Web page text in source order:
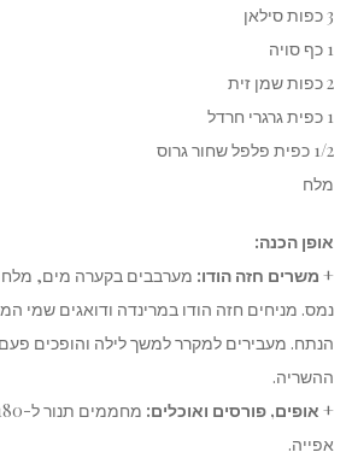
3 כפות סילאן
1 כף סויה
2 כפות שמן זית
1 כפית גרגרי חרדל
1/2 כפית פלפל שחור גרוס
מלח
אופן הכנה:
+ משרים חזה הודו: מערבבים בקערה מים, מלח
נמס. מניחים חזה הודו במרינדה ודואגים שמי
הנתח. מעבירים למקרר למשך לילה והופכים
ההשריה.
+ אופים, פורסים ואוכלים:
אפייה.